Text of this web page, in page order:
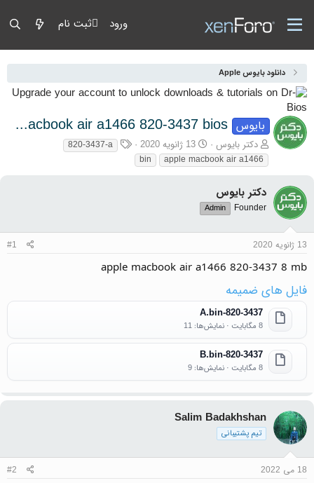
ورود ثبت نام
دانلود بایوس Apple
بایوس apple macbook air a1466 820-3437 bios
آغازگر گفتمان
دکتر بایوس تاریخ شروع
13 ژانویه 2020 برچسب‌ها
820-3437-a
apple macbook air a1466
bin
دکتر بایوس
Founder
Admin
13 ژانویه 2020 #1
apple macbook air a1466 820-3437 8 mb
فایل های ضمیمه
820-3437-A.bin
8 مگابایت · نمایش‌ها: 11
820-3437-B.bin
8 مگابایت · نمایش‌ها: 9
Salim Badakhshan
تیم پشتیبانی
18 می 2022 #2